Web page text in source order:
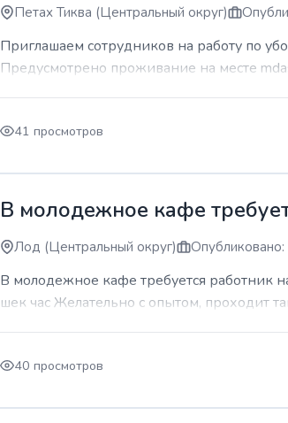
Петах Тиква (Центральный округ)
Приглашаем сотрудников на работу по
Предусмотрено проживание на месте
41 просмотров
В молодежное кафе
Лод (Центральный округ)
В молодежное кафе требуется работник
шек час Желательно с опытом, проходит
40 просмотров